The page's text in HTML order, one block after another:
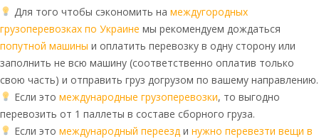
Для того чтобы сэкономить на междугородных
грузоперевозках по Украине мы рекомендуем дождаться
попутной машины и оплатить перевозку в одну сторону или
заполнить не всю машину (соответственно оплатив только
свою часть) и отправить груз догрузом по вашему направлению.
Если это международные грузоперевозки, то выгодно
перевозить от 1 паллеты в составе сборного груза.
Если это международный переезди нужно перевезти вещи в